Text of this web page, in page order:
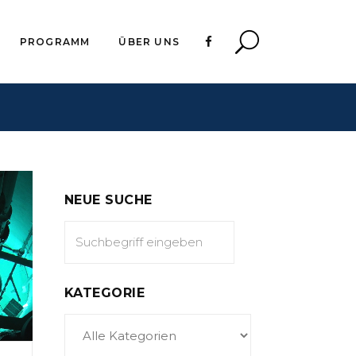
PROGRAMM ÜBER UNS
NEUE SUCHE
KATEGORIE